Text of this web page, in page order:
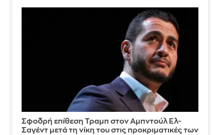
Σφοδρή επίθεση Τραμπ στον Αμπντούλ Ελ-
Σαγέντ μετά τη νίκη του στις προκριματικές των